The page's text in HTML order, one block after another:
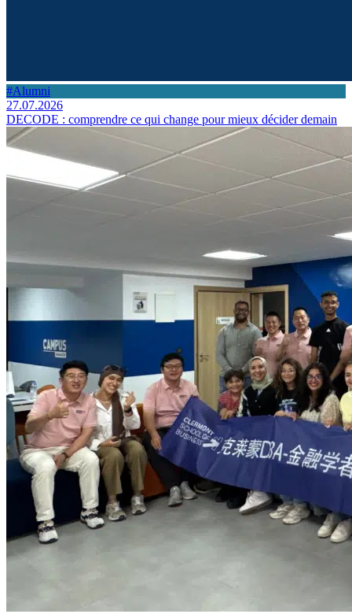
#Alumni
27.07.2026
DECODE : comprendre ce qui change pour mieux décider demain